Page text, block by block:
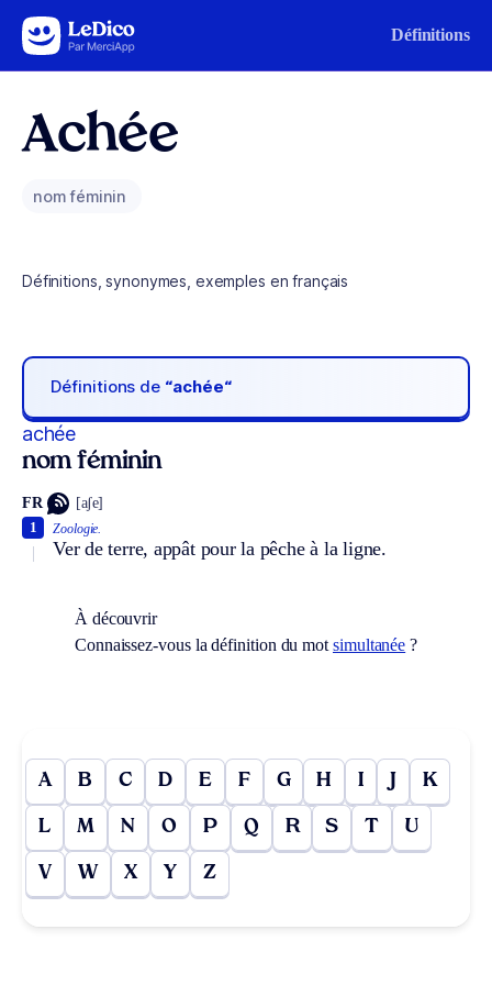
Aller au contenu Définitions
Achée
nom féminin
Définitions, synonymes, exemples en français
Définitions de “achée“
achée
nom féminin
FR [aʃe]
Zoologie.
Ver de terre, appât pour la pêche à la ligne.
1
À découvrir
Connaissez-vous la définition du mot simultanée ?
A B C D E F G H I J K
L M N O P Q R S T U
V W X Y Z